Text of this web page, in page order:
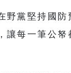
野黨堅持國防
讓每一筆公帑